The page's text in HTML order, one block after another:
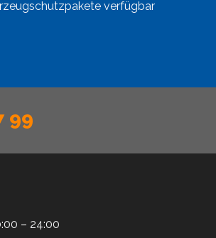
verfügbar
99
– 24:00